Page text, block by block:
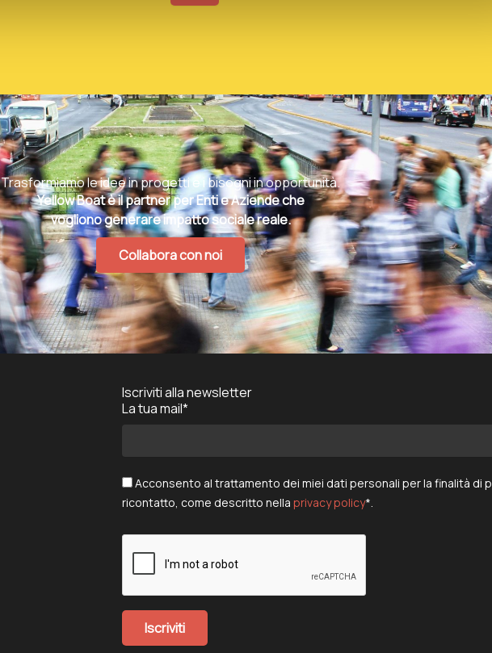
Trasformiamo le idee in progetti e i bisogni in opportunità.
Yellow Boat è il partner per Enti e Aziende che
vogliono generare impatto sociale reale.
Collabora con noi
Iscriviti alla newsletter
La tua mail*
Acconsento al trattamento dei miei dati personali per la finalità di
ricontatto, come descritto nella privacy policy*.